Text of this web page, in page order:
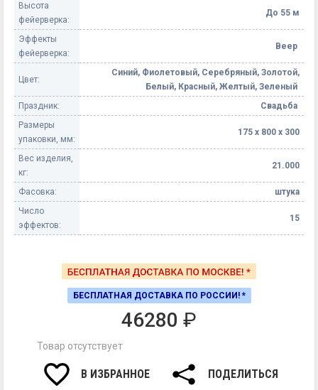
Высота
фейерверка:
До 55 м
Эффекты
фейерверка:
Веер
Цвет:
Синий, Фиолетовый, Серебряный, Золотой,
Белый, Красный, Желтый, Зеленый
Праздник:
Свадьба
Размеры
упаковки, мм:
175 х 800 х 300
Вес изделия,
кг:
21.000
Фасовка:
штука
Число
эффектов:
15
БЕСПЛАТНАЯ ДОСТАВКА ПО РОССИИ! *
46280 ₽
Товар отсутствует
В ИЗБРАННОЕ ПОДЕЛИТЬСЯ